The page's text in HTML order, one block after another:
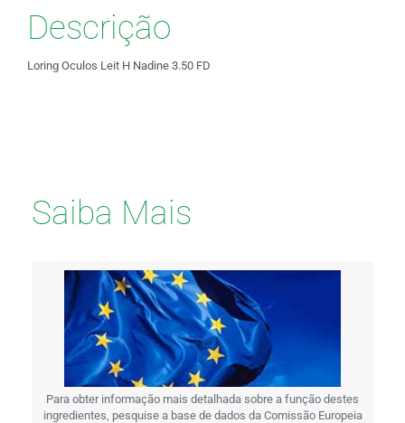
Descrição
Loring Oculos Leit H Nadine 3.50 FD
Saiba Mais
Para obter informação mais detalhada sobre a função destes
ingredientes, pesquise a base de dados da Comissão Europeia